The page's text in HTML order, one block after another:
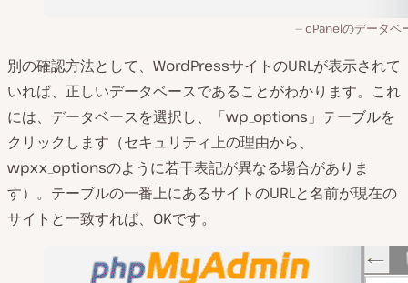
cPanelのデータベ
別の確認方法として、WordPressサイトのURLが表示されて
いれば、正しいデータベースであることがわかります。これ
には、データベースを選択し、「wp_options」テーブルを
クリックします（セキュリティ上の理由から、
wpxx_optionsのように若干表記が異なる場合がありま
す）。テーブルの一番上にあるサイトのURLと名前が現在の
サイトと一致すれば、OKです。